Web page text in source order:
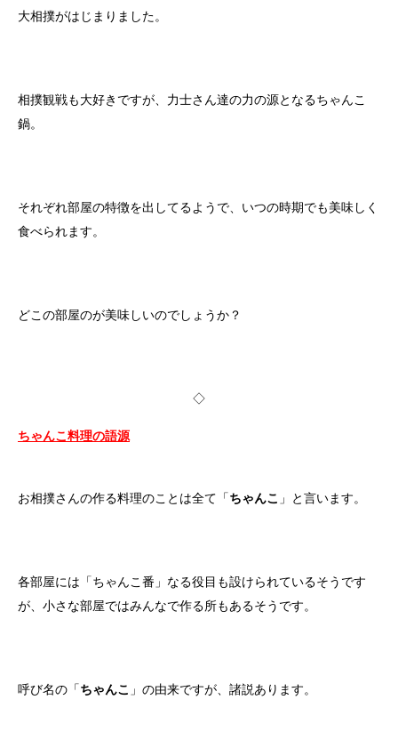
大相撲がはじまりました。
相撲観戦も大好きですが、力士さん達の力の源となるちゃんこ
鍋。
それぞれ部屋の特徴を出してるようで、いつの時期でも美味しく
食べられます。
どこの部屋のが美味しいのでしょうか？
◇
ちゃんこ料理の語源
お相撲さんの作る料理のことは全て「ちゃんこ 」と言います。
各部屋には「ちゃんこ番」なる役目も設けられているそうです
が、小さな部屋ではみんなで作る所もあるそうです。
呼び名の「ちゃんこ 」の由来ですが、諸説あります。